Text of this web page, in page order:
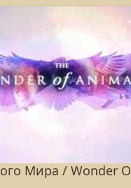
Мира / Wonder